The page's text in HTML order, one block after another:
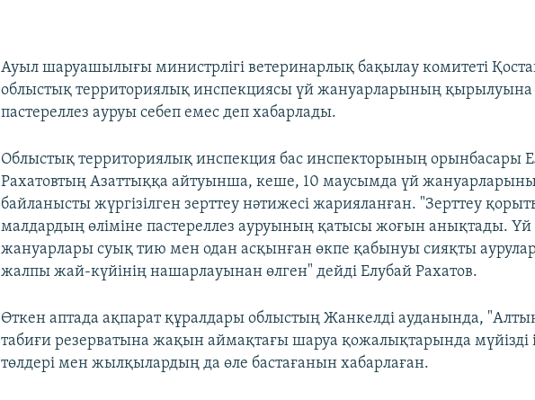
Ауыл шаруашылығы министрлігі ветеринарлық бақылау комитеті
облыстық территориялық инспекциясы үй жануарларының қырылуына
пастереллез ауруы себеп емес деп хабарлады.
Облыстық территориялық инспекция бас инспекторының орынбасары
Рахатовтың Азаттыққа айтуынша, кеше, 10 маусымда үй
байланысты жүргізілген зерттеу нәтижесі жарияланған. "Зерттеу
малдардың өліміне пастереллез ауруының қатысы жоғын анықтады. Үй
жануарлары суық тию мен одан асқынған өкпе қабынуы сияқты
жалпы жай-күйінің нашарлауынан өлген" дейді Елубай Рахатов.
Өткен аптада ақпарат құралдары облыстың Жанкелді ауданында,
табиғи резерватына жақын аймақтағы шаруа қожалықтарында мүйізді
төлдері мен жылқылардың да өле бастағанын хабарлаған.